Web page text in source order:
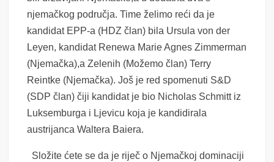
njemačkog područja. Time želimo reći da je
kandidat EPP-a (HDZ član) bila Ursula von der
Leyen, kandidat Renewa Marie Agnes Zimmerman
(Njemačka),a Zelenih (Možemo član) Terry
Reintke (Njemačka). Još je red spomenuti S&D
(SDP član) čiji kandidat je bio Nicholas Schmitt iz
Luksemburga i Ljevicu koja je kandidirala
austrijanca Waltera Baiera.
Složite ćete se da je riječ o Njemačkoj dominaciji